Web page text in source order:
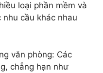
loại phần mềm và
cầu khác nhau
văn phòng: Các
chẳng hạn như